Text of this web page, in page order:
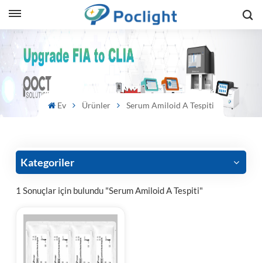
Ev Ürünler Serum Amiloid A Tespiti
Kategoriler
1 Sonuçlar için bulundu "Serum Amiloid A Tespiti"